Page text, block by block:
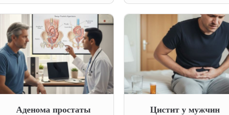
Аденома простаты Цистит у мужчин